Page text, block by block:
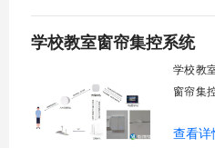
分组联
行，为
学校教室窗帘集控系统
学校教
窗帘集
能化改
查看详